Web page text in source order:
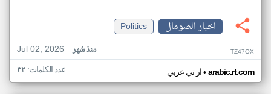
اخبار الصومال
Politics
Jul 02, 2026
منذ شهر TZ47OX
ار تي عربي• arabic.rt.com عدد الكلمات: ٣٢